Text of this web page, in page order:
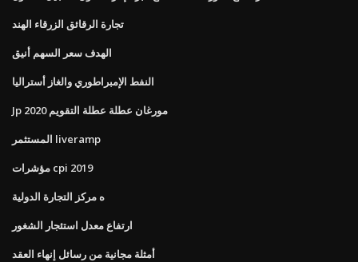
تجارة الرقائق الزرقاء الهند
الهدف سعر السهم أنيق
النفط الإمبراطوري والغاز أستراليا
Jp مورغان عطلة عطلة التقويم 2020
المستثمر liveramp
مؤشرات cpi 2019
ه مركز التجارة الدولية
ارتفاع معدل استئجار الشغور
أمثلة مجانية من رسائل إنهاء العقد